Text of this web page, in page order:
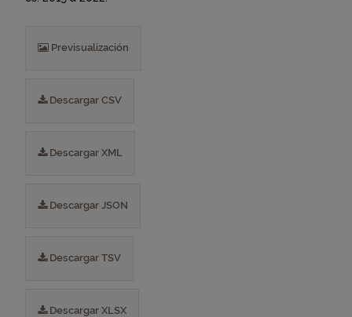
Previsualización
Descargar CSV
Descargar XML
Descargar JSON
Descargar TSV
Descargar XLSX